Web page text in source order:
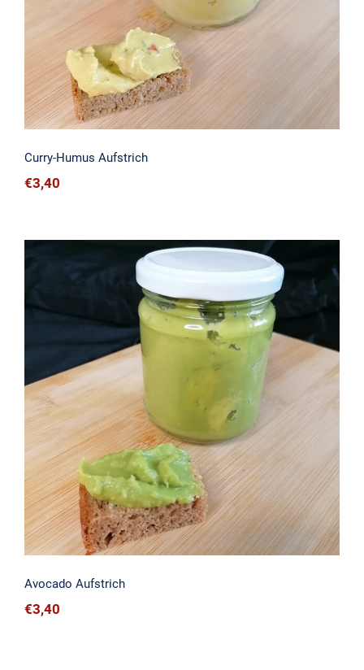
Curry-Humus Aufstrich
€3,40
Avocado Aufstrich
Avocado Aufstrich
€3,40